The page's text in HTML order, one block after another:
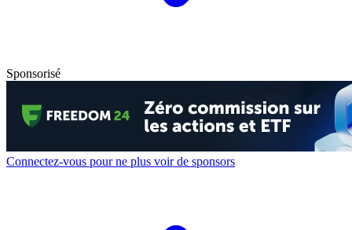
Sponsorisé
Connectez-vous pour ne plus voir de sponsors